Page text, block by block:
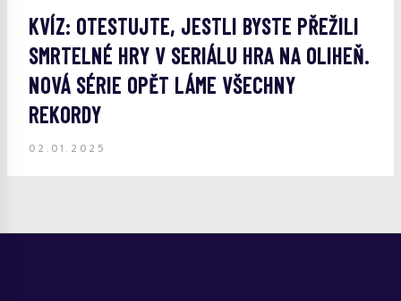
KVÍZ: OTESTUJTE, JESTLI BYSTE PŘEŽILI
SMRTELNÉ HRY V SERIÁLU HRA NA OLIHEŇ.
NOVÁ SÉRIE OPĚT LÁME VŠECHNY
REKORDY
02.01.2025